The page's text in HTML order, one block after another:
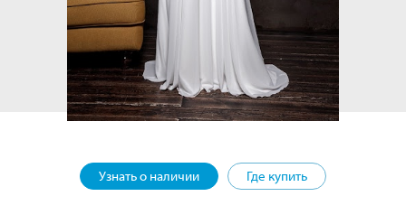
Узнать о наличии Где купить